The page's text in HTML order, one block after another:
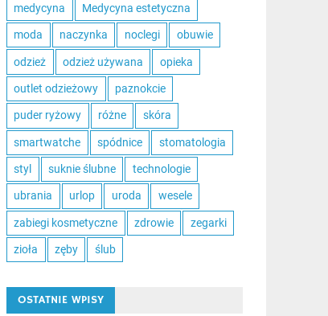
medycyna Medycyna estetyczna
moda naczynka noclegi obuwie
odzież odzież używana opieka
outlet odzieżowy paznokcie
puder ryżowy różne skóra
smartwatche spódnice stomatologia
styl suknie ślubne technologie
ubrania urlop uroda wesele
zabiegi kosmetyczne zdrowie zegarki
zioła zęby ślub
OSTATNIE WPISY